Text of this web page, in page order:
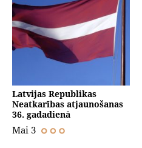
Latvijas Republikas
Neatkarības atjaunošanas
36. gadadienā
Mai 3